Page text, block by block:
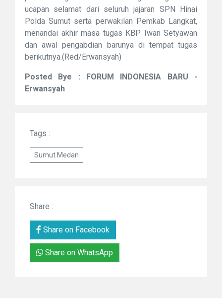
ucapan selamat dari seluruh jajaran SPN Hinai
Polda Sumut serta perwakilan Pemkab Langkat,
menandai akhir masa tugas KBP Iwan Setyawan
dan awal pengabdian barunya di tempat tugas
berikutnya.(Red/Erwansyah)
Posted Bye : FORUM INDONESIA BARU -
Erwansyah
Tags :
Sumut Medan
Share :
Share on Facebook
Share on WhatsApp